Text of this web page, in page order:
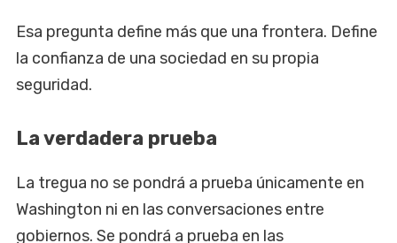
Esa pregunta define más que una frontera. Define
la confianza de una sociedad en su propia
seguridad.
La verdadera prueba
La tregua no se pondrá a prueba únicamente en
Washington ni en las conversaciones entre
gobiernos. Se pondrá a prueba en las